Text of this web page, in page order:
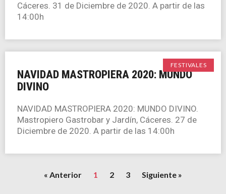
Cáceres. 31 de Diciembre de 2020. A partir de las
14:00h
FESTIVALES
NAVIDAD MASTROPIERA 2020: MUNDO
DIVINO
NAVIDAD MASTROPIERA 2020: MUNDO DIVINO.
Mastropiero Gastrobar y Jardín, Cáceres. 27 de
Diciembre de 2020. A partir de las 14:00h
« Anterior 1 2 3 Siguiente »